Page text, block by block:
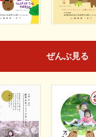
ぜんぶ見る